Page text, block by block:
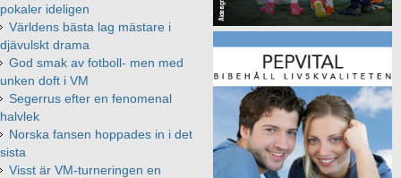
pokaler ideligen
Världens bästa lag mästare i
djävulskt drama
God smak av fotboll- men med
unken doft i VM
Segerrus efter en fenomenal
halvlek
Norska fansen hoppades in i det
sista
Visst är VM-turneringen en